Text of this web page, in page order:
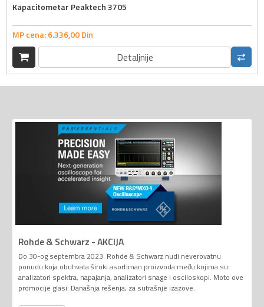
Kapacitometar Peaktech 3705
MP cena:6.336,00Din
Detaljnije
Rohde & Schwarz - AKCIJA
Do 30-og septembra 2023. Rohde & Schwarz nudi neverovatnu
ponudu koja obuhvata široki asortiman proizvoda među kojima su:
analizatori spektra, napajanja, analizatori snage i osciloskopi. Moto ove
promocije glasi: Današnja rešenja, za sutrašnje izazove.